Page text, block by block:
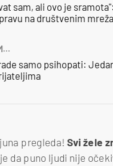
sam, ali ovo je
na društvenim
samo psihopati:
pregleda! Svi žele
da puno ljudi nije